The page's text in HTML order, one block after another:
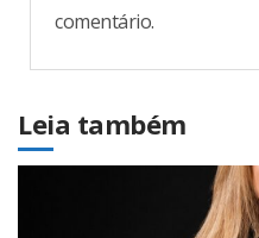
comentário.
Leia também